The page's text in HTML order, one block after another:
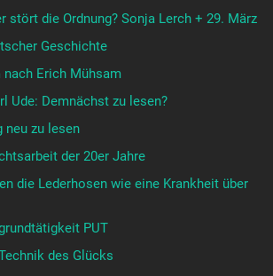
stört die Ordnung? Sonja Lerch + 29. März
Geschichte
nach Erich Mühsam
Ude: Demnächst zu lesen?
neu zu lesen
der 20er Jahre
die Lederhosen wie eine Krankheit über
PUT
des Glücks